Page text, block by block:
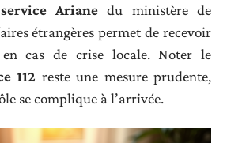
service Ariane du ministère de
étrangères permet de recevoir
cas de crise locale. Noter le
112 reste une mesure prudente,
se complique à l’arrivée.